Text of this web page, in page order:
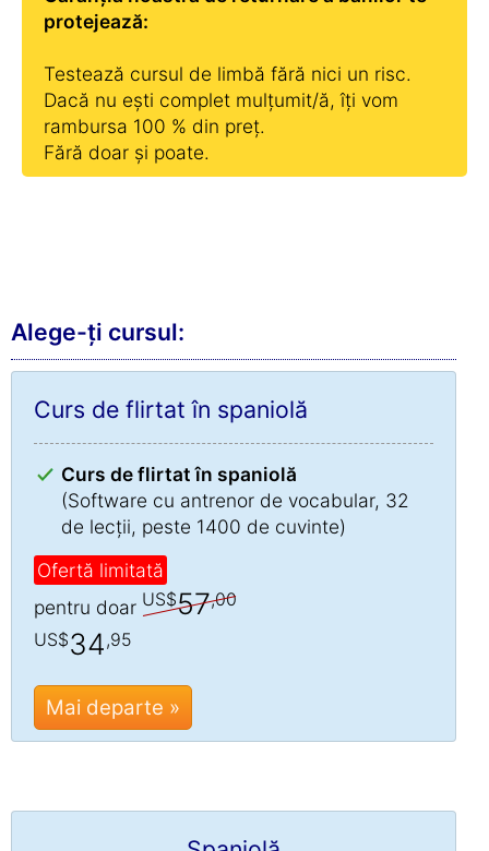
protejează:
Testează cursul de limbă fără nici un risc.
Dacă nu ești complet mulțumit/ă, îți vom
rambursa 100 % din preț.
Fără doar și poate.
Alege-ți cursul:
Curs de flirtat în spaniolă
Curs de flirtat în spaniolă
(Software cu antrenor de vocabular, 32
de lecții, peste 1400 de cuvinte)
Ofertă limitată
pentru doar US$57,00
US$34 ,95
Mai departe »